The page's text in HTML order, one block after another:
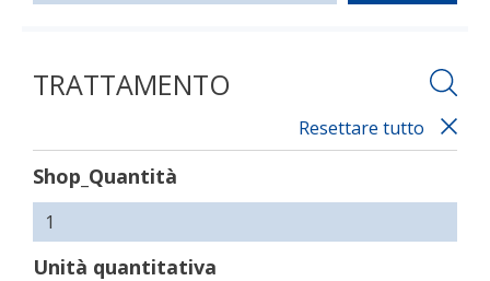
TRATTAMENTO
Resettare tutto
Shop_Quantità
Unità quantitativa